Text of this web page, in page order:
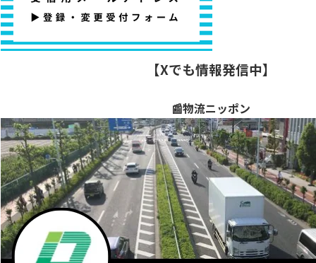
【Xでも情報発信中】
📰物流ニッポン